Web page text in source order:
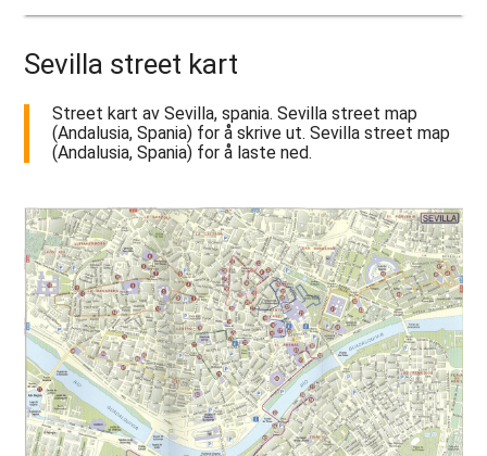
Sevilla street kart
Street kart av Sevilla, spania. Sevilla street map
(Andalusia, Spania) for å skrive ut. Sevilla street map
(Andalusia, Spania) for å laste ned.